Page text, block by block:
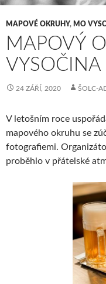
MAPOVÉ OKRUHY, MO
MAPOVÝ
24 ZÁŘÍ, 2020 ŠOLC-
V letošním roce
mapového okruhu se
fotografiemi.
proběhlo v přátelské